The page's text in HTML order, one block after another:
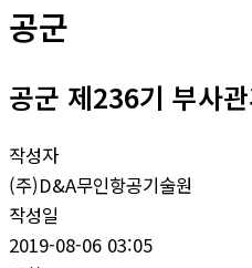
공군
공군 제236기 부사
작성자
(주)D&A무인항공기술원
작성일
2019-08-06 03:05